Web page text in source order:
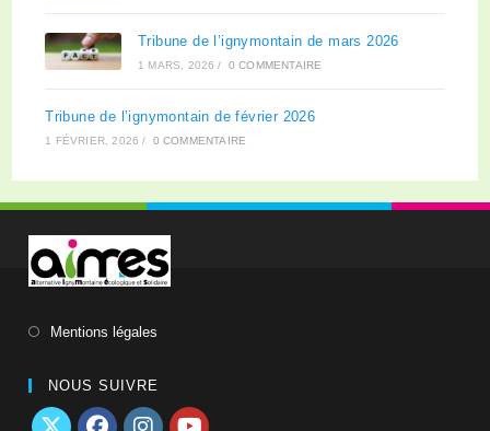
Tribune de l’ignymontain de mars 2026
1 MARS, 2026 / 0 COMMENTAIRE
Tribune de l’ignymontain de février 2026
1 FÉVRIER, 2026 / 0 COMMENTAIRE
Mentions légales
NOUS SUIVRE